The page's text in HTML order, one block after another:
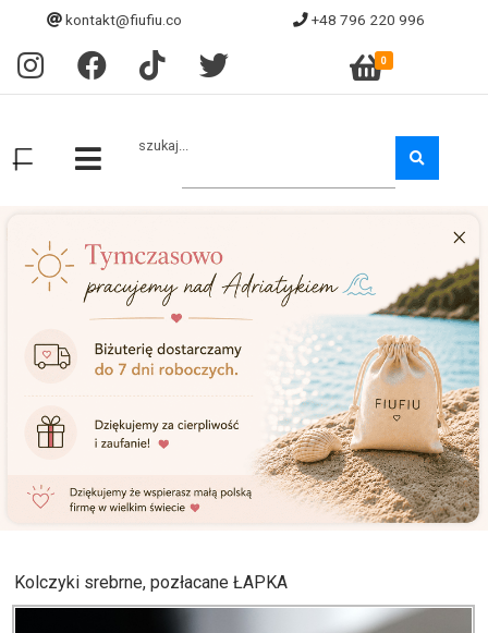
kontakt@fiufiu.co +48 796 220 996
0
szukaj...
Kolczyki srebrne, pozłacane ŁAPKA